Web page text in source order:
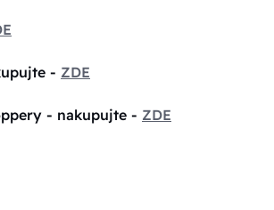
- ZDE
- nakupujte - ZDE